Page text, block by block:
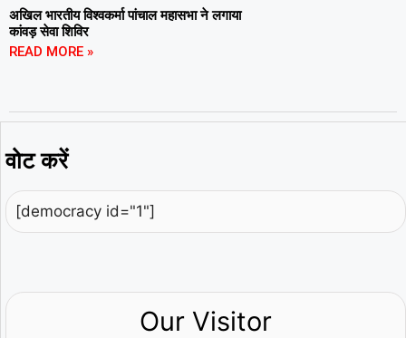
अखिल भारतीय विश्वकर्मा पांचाल महासभा ने लगाया
कांवड़ सेवा शिविर
READ MORE »
वोट करें
[democracy id="1"]
Our Visitor